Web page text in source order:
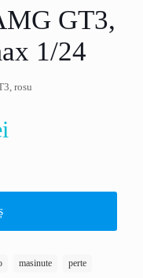
GT3,
1/24
rosu
masinute perte